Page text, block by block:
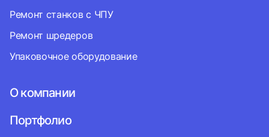
Ремонт станков с ЧПУ
Ремонт шредеров
Упаковочное оборудование
О компании
Портфолио